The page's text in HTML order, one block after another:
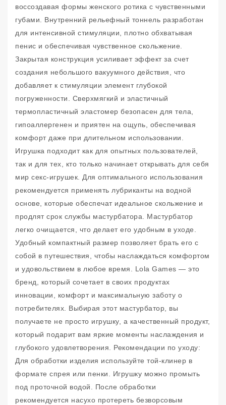
воссоздавая формы женского ротика с чувственными
губами. Внутренний рельефный тоннель разработан
для интенсивной стимуляции, плотно обхватывая
пенис и обеспечивая чувственное скольжение.
Закрытая конструкция усиливает эффект за счет
создания небольшого вакуумного действия, что
добавляет к стимуляции элемент глубокой
погруженности. Сверхмягкий и эластичный
термопластичный эластомер безопасен для тела,
гипоаллергенен и приятен на ощупь, обеспечивая
комфорт даже при длительном использовании.
Игрушка подходит как для опытных пользователей,
так и для тех, кто только начинает открывать для себя
мир секс-игрушек. Для оптимального использования
рекомендуется применять лубриканты на водной
основе, которые обеспечат идеальное скольжение и
продлят срок службы мастурбатора. Мастурбатор
легко очищается, что делает его удобным в уходе.
Удобный компактный размер позволяет брать его с
собой в путешествия, чтобы наслаждаться комфортом
и удовольствием в любое время. Lola Games — это
бренд, который сочетает в своих продуктах
инновации, комфорт и максимальную заботу о
потребителях. Выбирая этот мастурбатор, вы
получаете не просто игрушку, а качественный продукт,
который подарит вам яркие моменты наслаждения и
глубокого удовлетворения. Рекомендации по уходу:
Для обработки изделия используйте той-клинер в
формате спрея или пенки. Игрушку можно промыть
под проточной водой. После обработки
рекомендуется насухо протереть безворсовым